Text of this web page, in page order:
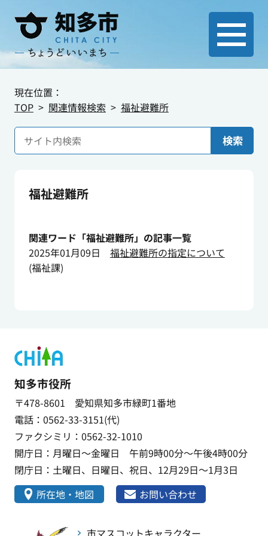
現在位置：
TOP
関連情報検索 福祉避難所
検索
福祉避難所
関連ワード「福祉避難所」の記事一覧
2025年01月09日
福祉避難所の指定について
(福祉課)
知多市役所
〒478-8601 愛知県知多市緑町1番地
電話：0562-33-3151(代)
ファクシミリ：0562-32-1010
開庁日：月曜日～金曜日 午前9時00分～午後4時00分
閉庁日：土曜日、日曜日、祝日、12月29日～1月3日
所在地・地図
お問い合わせ